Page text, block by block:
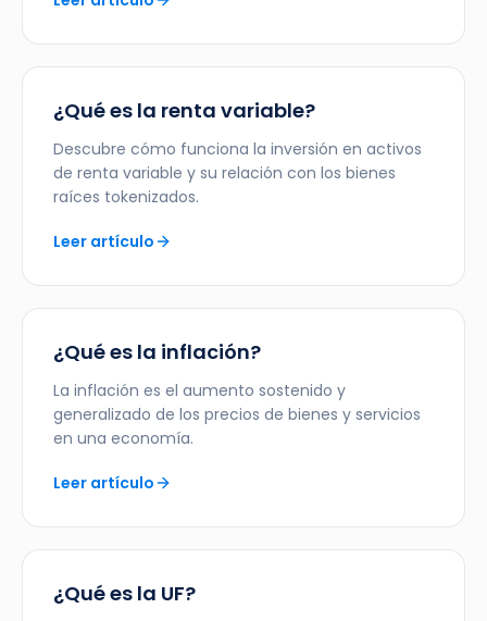
¿Qué es la renta variable?
Descubre cómo funciona la inversión en activos
de renta variable y su relación con los bienes
raíces tokenizados.
Leer artículo
¿Qué es la inflación?
La inflación es el aumento sostenido y
generalizado de los precios de bienes y servicios
en una economía.
Leer artículo
¿Qué es la UF?